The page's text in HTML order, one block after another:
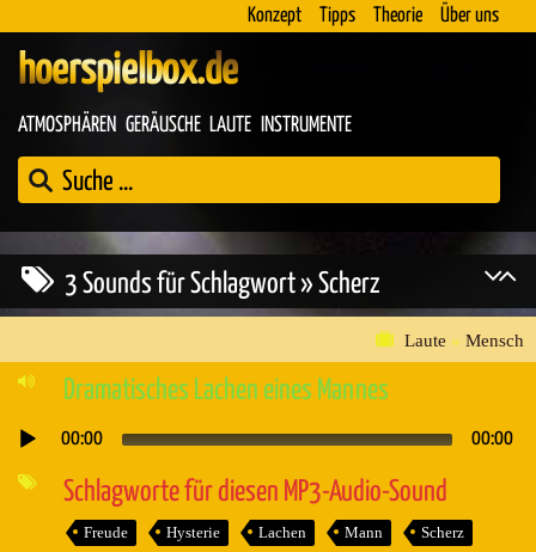
Konzept Tipps Theorie Über uns
hoerspielbox.de
ATMOSPHÄREN GERÄUSCHE LAUTE INSTRUMENTE
3 Sounds für Schlagwort » Scherz
Laute » Mensch
Dramatisches Lachen eines Mannes
Audio-
00:00 00:00
Schlagworte für diesen MP3-Audio-Sound
Freude Hysterie Lachen Mann Scherz